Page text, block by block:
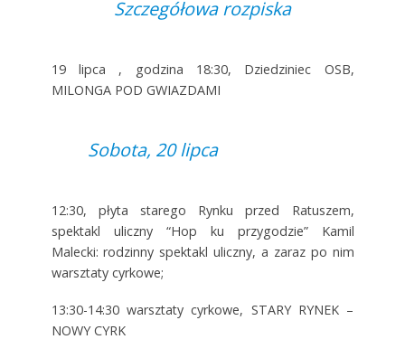
Szczegółowa rozpiska
19 lipca , godzina 18:30, Dziedziniec OSB,
MILONGA POD GWIAZDAMI
Sobota, 20 lipca
12:30, płyta starego Rynku przed Ratuszem,
spektakl uliczny “Hop ku przygodzie” Kamil
Malecki: rodzinny spektakl uliczny, a zaraz po nim
warsztaty cyrkowe;
13:30-14:30 warsztaty cyrkowe, STARY RYNEK –
NOWY CYRK